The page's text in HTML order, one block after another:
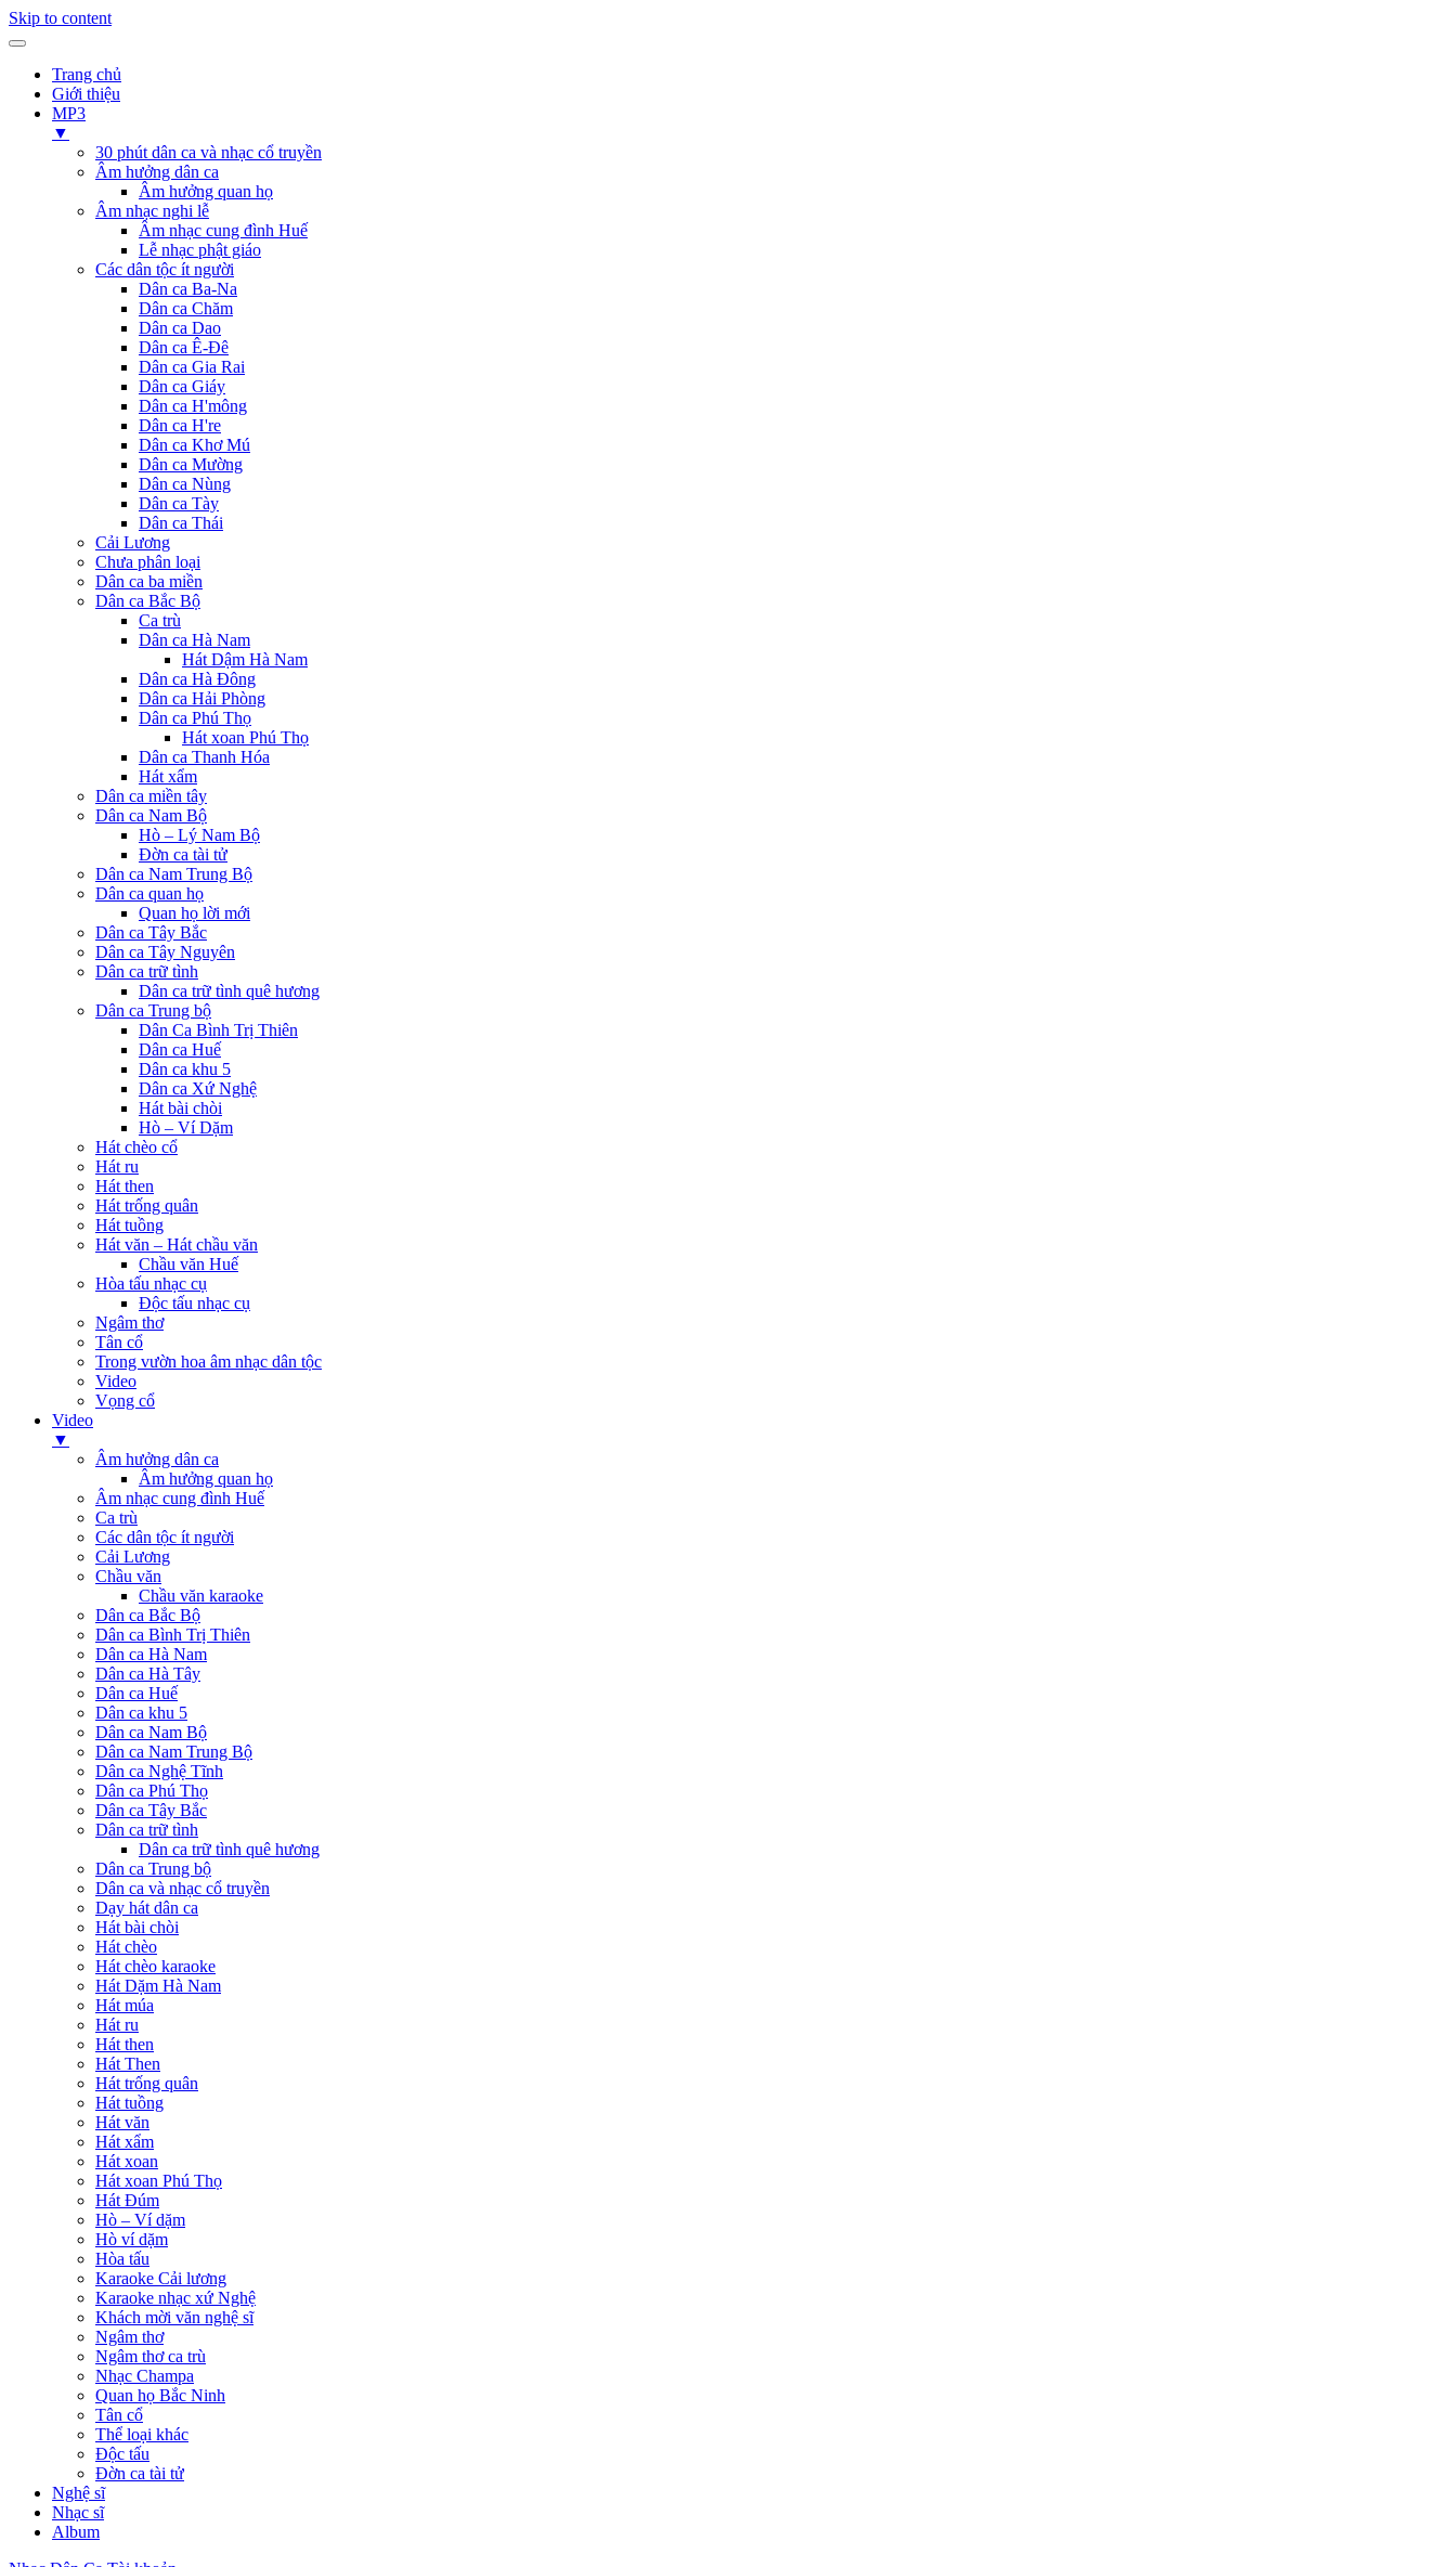
Skip to content
Trang chủ
Giới thiệu
MP3
▼
30 phút dân ca và nhạc cổ truyền
Âm hưởng dân ca
Âm hưởng quan họ
Âm nhạc nghi lễ
Âm nhạc cung đình Huế
Lễ nhạc phật giáo
Các dân tộc ít người
Dân ca Ba-Na
Dân ca Chăm
Dân ca Dao
Dân ca Ê-Đê
Dân ca Gia Rai
Dân ca Giáy
Dân ca H'mông
Dân ca H're
Dân ca Khơ Mú
Dân ca Mường
Dân ca Nùng
Dân ca Tày
Dân ca Thái
Cải Lương
Chưa phân loại
Dân ca ba miền
Dân ca Bắc Bộ
Ca trù
Dân ca Hà Nam
Hát Dậm Hà Nam
Dân ca Hà Đông
Dân ca Hải Phòng
Dân ca Phú Thọ
Hát xoan Phú Thọ
Dân ca Thanh Hóa
Hát xẩm
Dân ca miền tây
Dân ca Nam Bộ
Hò – Lý Nam Bộ
Đờn ca tài tử
Dân ca Nam Trung Bộ
Dân ca quan họ
Quan họ lời mới
Dân ca Tây Bắc
Dân ca Tây Nguyên
Dân ca trữ tình
Dân ca trữ tình quê hương
Dân ca Trung bộ
Dân Ca Bình Trị Thiên
Dân ca Huế
Dân ca khu 5
Dân ca Xứ Nghệ
Hát bài chòi
Hò – Ví Dặm
Hát chèo cổ
Hát ru
Hát then
Hát trống quân
Hát tuồng
Hát văn – Hát chầu văn
Chầu văn Huế
Hòa tấu nhạc cụ
Độc tấu nhạc cụ
Ngâm thơ
Tân cổ
Trong vườn hoa âm nhạc dân tộc
Video
Vọng cổ
Video
▼
Âm hưởng dân ca
Âm hưởng quan họ
Âm nhạc cung đình Huế
Ca trù
Các dân tộc ít người
Cải Lương
Chầu văn
Chầu văn karaoke
Dân ca Bắc Bộ
Dân ca Bình Trị Thiên
Dân ca Hà Nam
Dân ca Hà Tây
Dân ca Huế
Dân ca khu 5
Dân ca Nam Bộ
Dân ca Nam Trung Bộ
Dân ca Nghệ Tĩnh
Dân ca Phú Thọ
Dân ca Tây Bắc
Dân ca trữ tình
Dân ca trữ tình quê hương
Dân ca Trung bộ
Dân ca và nhạc cổ truyền
Dạy hát dân ca
Hát bài chòi
Hát chèo
Hát chèo karaoke
Hát Dặm Hà Nam
Hát múa
Hát ru
Hát then
Hát Then
Hát trống quân
Hát tuồng
Hát văn
Hát xẩm
Hát xoan
Hát xoan Phú Thọ
Hát Đúm
Hò – Ví dặm
Hò ví dặm
Hòa tấu
Karaoke Cải lương
Karaoke nhạc xứ Nghệ
Khách mời văn nghệ sĩ
Ngâm thơ
Ngâm thơ ca trù
Nhạc Champa
Quan họ Bắc Ninh
Tân cổ
Thể loại khác
Độc tấu
Đờn ca tài tử
Nghệ sĩ
Nhạc sĩ
Album